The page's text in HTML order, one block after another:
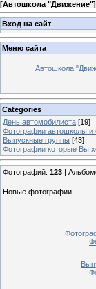
[Автошкола "Движение"]
Вход на сайт
Меню сайта
Автошкола
Categories
День автомобилиста [19]
Фотографии автошколы и
Выпускные группы [43]
Фотографии которые Вы
Фотографий: 123 |
Новые фотографии